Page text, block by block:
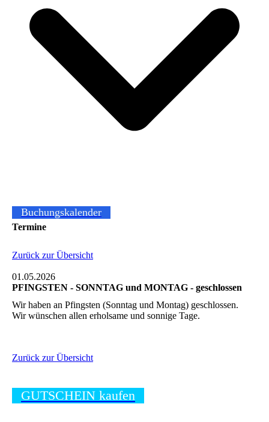
Buchungskalender
Termine
Zurück zur Übersicht
01.05.2026
PFINGSTEN - SONNTAG und MONTAG - geschlossen
Wir haben an Pfingsten (Sonntag und Montag) geschlossen.
Wir wünschen allen erholsame und sonnige Tage.
Zurück zur Übersicht
GUTSCHEIN kaufen